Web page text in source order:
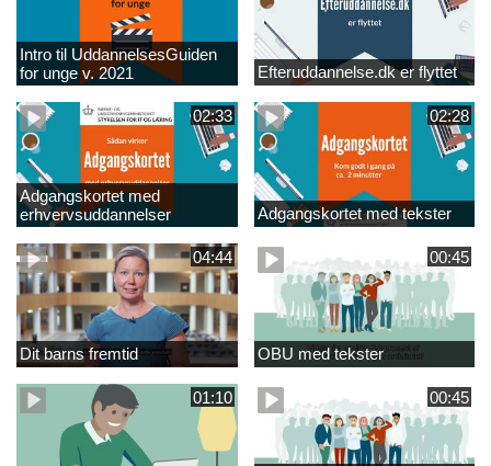
Intro til UddannelsesGuiden
for unge v. 2021
Efteruddannelse.dk er flyttet
02:33
Adgangskortet med
erhvervsuddannelser
02:28
Adgangskortet med tekster
04:44
Dit barns fremtid
00:45
OBU med tekster
01:10 00:45